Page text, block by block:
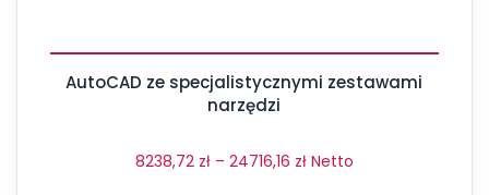
AutoCAD ze specjalistycznymi zestawami
narzędzi
8238,72 zł – 24716,16 zł Netto